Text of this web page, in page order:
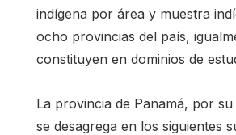
indígena por área y muestra
ocho provincias del país,
constituyen en dominios de
La provincia de Panamá, por
se desagrega en los siguientes